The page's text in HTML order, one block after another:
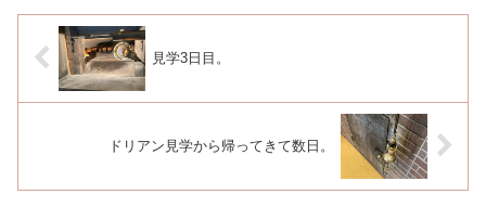
見学3日目。
ドリアン見学から帰ってきて数日。